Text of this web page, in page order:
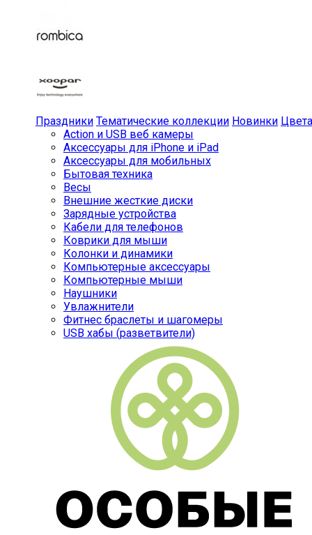
Праздники Тематические коллекции Новинки Цвета
Action и USB веб камеры
Аксессуары для iPhone и iPad
Аксессуары для мобильных
Бытовая техника
Весы
Внешние жесткие диски
Зарядные устройства
Кабели для телефонов
Коврики для мыши
Колонки и динамики
Компьютерные аксессуары
Компьютерные мыши
Наушники
Увлажнители
Фитнес браслеты и шагомеры
USB хабы (разветвители)